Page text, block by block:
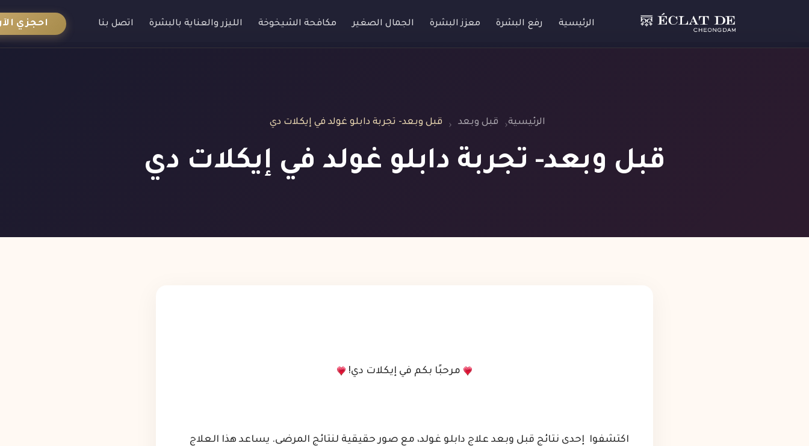
الرئيسية رفع البشرة معزز البشرة الجمال الصغير مكافحة الشيخوخة الليزر والعناية بالبشرة اتصل بنا احجزي
الرئيسية قبل وبعد قبل وبعد- تجربة دابلو غولد في إيكلات دي
قبل وبعد- تجربة دابلو غولد في إيكلات دي
مرحبًا بكم في إيكلات دي!
اكتشفوا إحدى نتائج قبل وبعد علاج دابلو غولد، مع صور حقيقية لنتائج المرضى. يساعد هذا العلاج